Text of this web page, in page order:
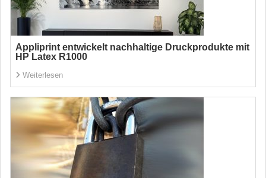
Appliprint entwickelt nachhaltige Druckprodukte mit
HP Latex R1000
Weiterlesen